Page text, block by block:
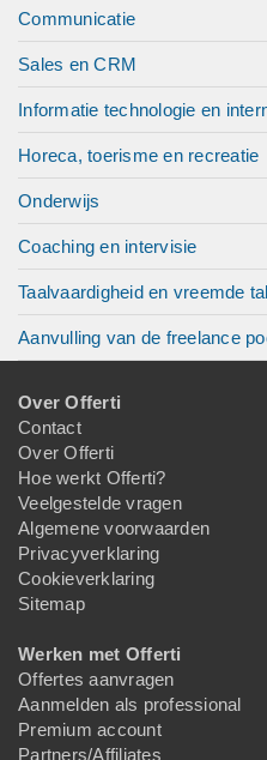
Communicatie
Sales en CRM
Informatie technologie en
Horeca, toerisme en recreatie
Onderwijs
Coaching en intervisie
Taalvaardigheid en vreemde
Aanvulling van de freelance
Over Offerti
Contact
Over Offerti
Hoe werkt Offerti?
Veelgestelde vragen
Algemene voorwaarden
Privacyverklaring
Cookieverklaring
Sitemap
Werken met Offerti
Offertes aanvragen
Aanmelden als professional
Premium account
Partners/Affiliates